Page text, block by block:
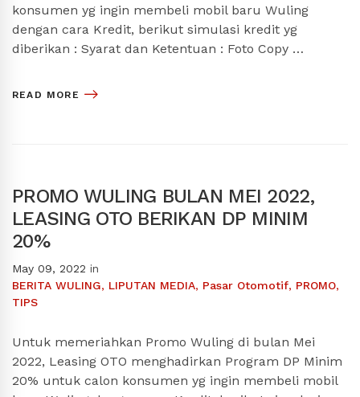
konsumen yg ingin membeli mobil baru Wuling
dengan cara Kredit, berikut simulasi kredit yg
diberikan : Syarat dan Ketentuan : Foto Copy …
READ MORE
PROMO WULING BULAN MEI 2022,
LEASING OTO BERIKAN DP MINIM
20%
May 09, 2022 in
BERITA WULING, LIPUTAN MEDIA, Pasar Otomotif, PROMO,
TIPS
Untuk memeriahkan Promo Wuling di bulan Mei
2022, Leasing OTO menghadirkan Program DP Minim
20% untuk calon konsumen yg ingin membeli mobil